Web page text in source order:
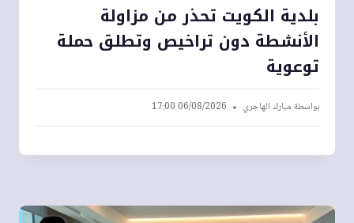
بلدية الكويت تحذر من مزاولة
الأنشطة دون تراخيص وتطلق حملة
توعوية
بواسطةمبارك الهاجري 06/08/2026 17:00